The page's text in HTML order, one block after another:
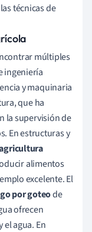
técnicas de
múltiples
ingeniería
y maquinaria
que ha
la supervisión de
En estructuras y
alimentos
excelente. El
por goteode
ofrecen
agua. En